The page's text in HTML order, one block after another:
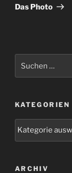
Beitrag
Das Photo
nach:
KATEGORIEN
ARCHIV